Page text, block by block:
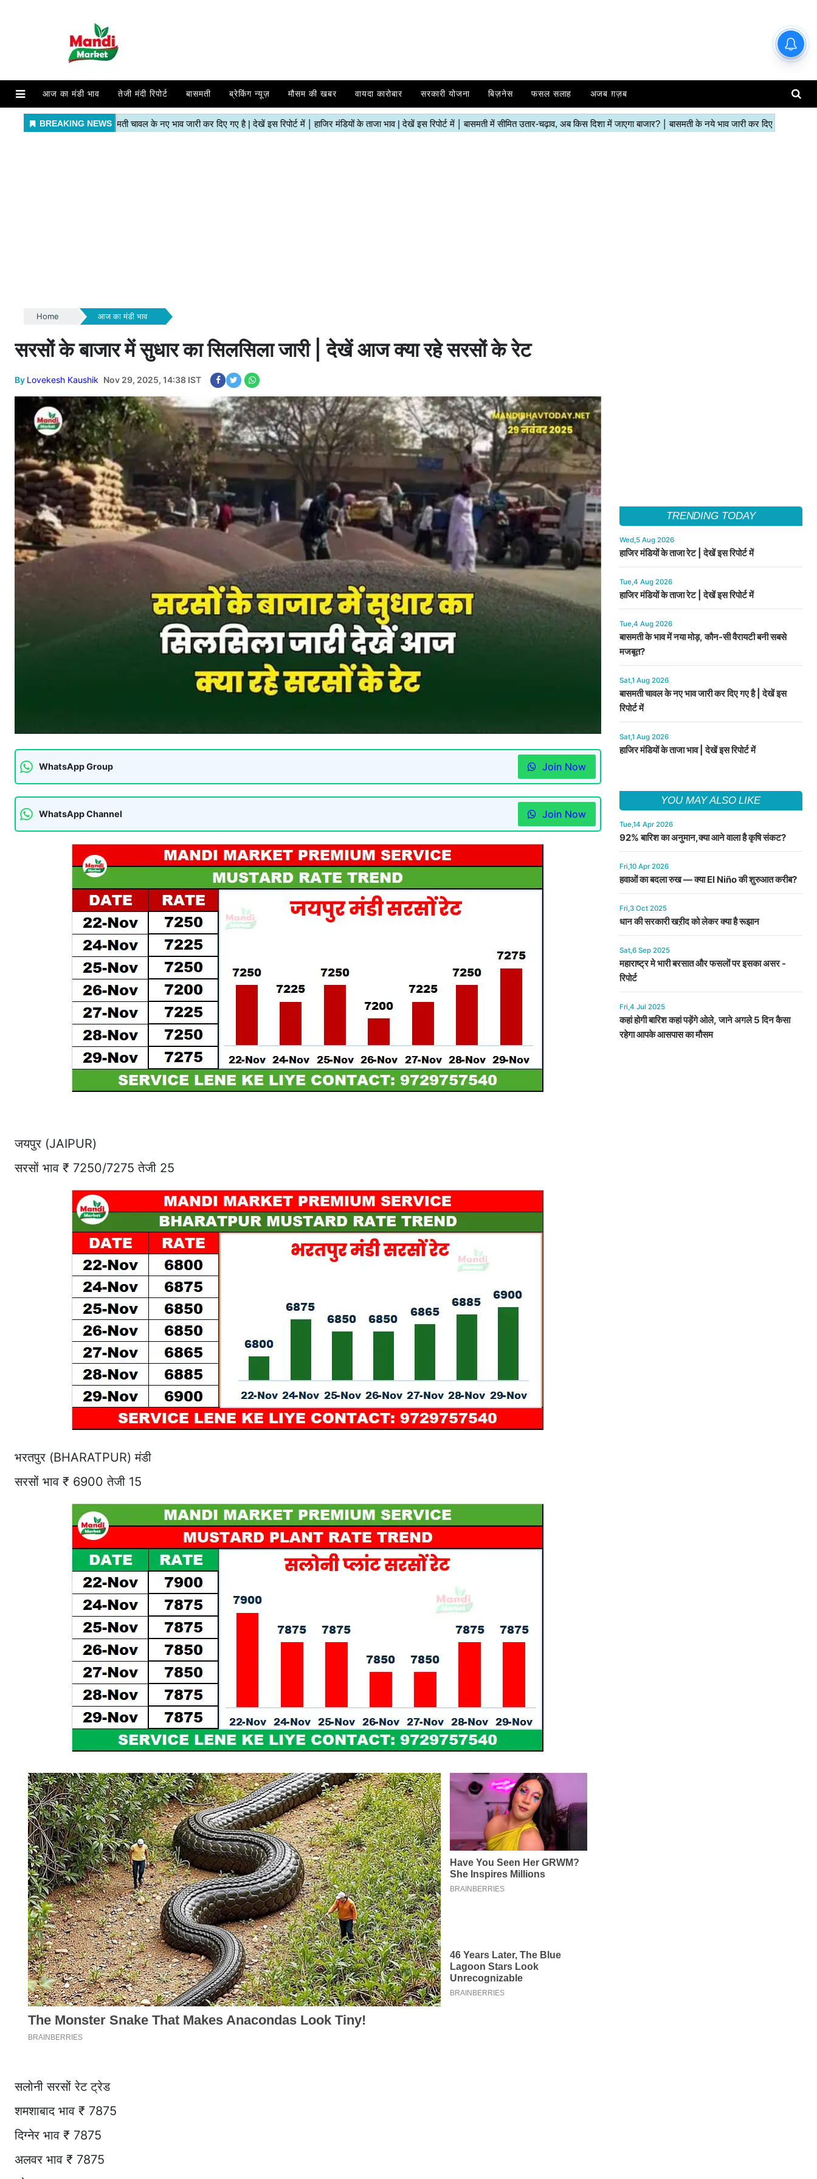
आज का मंडी भाव तेजी मंदी रिपोर्ट बासमती ब्रेकिंग न्यूज़ मौसम की खबर वायदा कारोबार सरकारी योजना बिज़नेस फसल सलाह अजब ग़ज़ब
Home आज का मंडी भाव
सरसों के बाजार में सुधार का सिलसिला जारी | देखें आज क्या रहे सरसों के रेट
By Lovekesh Kaushik Nov 29, 2025, 14:38 IST
WhatsApp Group Join Now
WhatsApp Channel Join Now
जयपुर (JAIPUR)
सरसों भाव ₹ 7250/7275 तेजी 25
भरतपुर (BHARATPUR) मंडी
सरसों भाव ₹ 6900 तेजी 15
सलोनी सरसों रेट ट्रेड
शमशाबाद भाव ₹ 7875
दिग्नेर भाव ₹ 7875
अलवर भाव ₹ 7875
TRENDING TODAY
Wed,5 Aug 2026
हाजिर मंडियों के ताजा रेट | देखें इस रिपोर्ट में
Tue,4 Aug 2026
हाजिर मंडियों के ताजा रेट | देखें इस रिपोर्ट में
Tue,4 Aug 2026
बासमती के भाव में नया मोड़, कौन-सी वैरायटी बनी सबसे
मजबूत?
Sat,1 Aug 2026
बासमती चावल के नए भाव जारी कर दिए गए है | देखें इस
रिपोर्ट में
Sat,1 Aug 2026
हाजिर मंडियों के ताजा भाव | देखें इस रिपोर्ट में
YOU MAY ALSO LIKE
Tue,14 Apr 2026
92% बारिश का अनुमान,क्या आने वाला है कृषि संकट?
Fri,10 Apr 2026
हवाओं का बदला रुख — क्या El Niño की शुरुआत करीब?
Fri,3 Oct 2025
धान की सरकारी खऱीद को लेकर क्या है रूझान
Sat,6 Sep 2025
महाराष्ट्र मे भारी बरसात और फसलों पर इसका असर -
रिपोर्ट
Fri,4 Jul 2025
कहां होगी बारिश कहां पड़ेंगे ओले, जाने अगले 5 दिन कैसा
रहेगा आपके आसपास का मौसम